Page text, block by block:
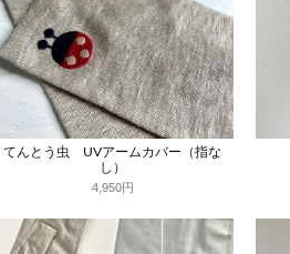
てんとう虫 UVアームカバー（指な
し）
4,950円